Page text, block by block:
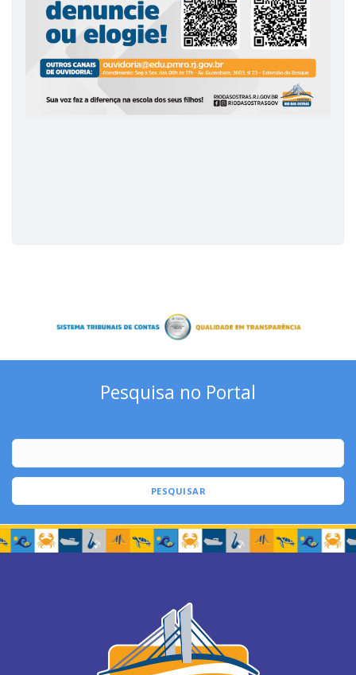
Pesquisa no Portal
PESQUISAR